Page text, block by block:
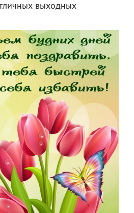
выходных